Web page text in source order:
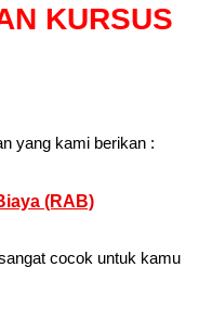
KURSUS
yang kami berikan :
(RAB)
cocok untuk kamu